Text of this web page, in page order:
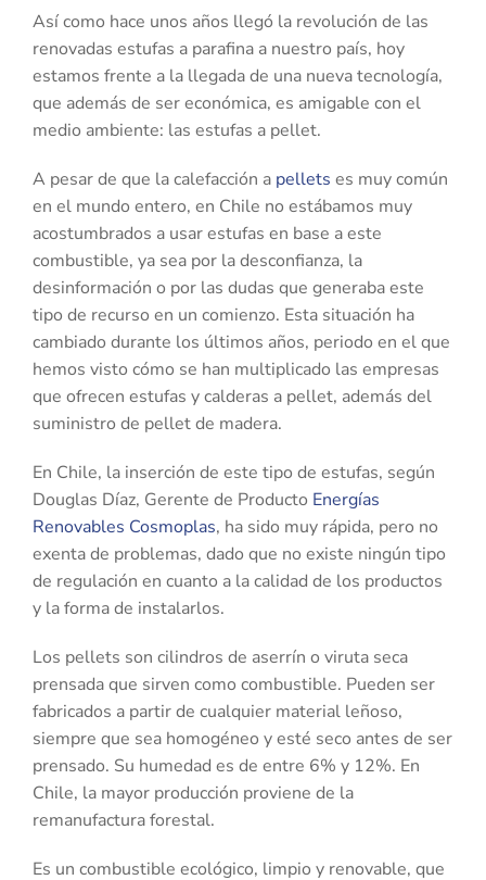
Así como hace unos años llegó la revolución de las
renovadas estufas a parafina a nuestro país, hoy
estamos frente a la llegada de una nueva tecnología,
que además de ser económica, es amigable con el
medio ambiente: las estufas a pellet.
A pesar de que la calefacción a pellets es muy común
en el mundo entero, en Chile no estábamos muy
acostumbrados a usar estufas en base a este
combustible, ya sea por la desconfianza, la
desinformación o por las dudas que generaba este
tipo de recurso en un comienzo. Esta situación ha
cambiado durante los últimos años, periodo en el que
hemos visto cómo se han multiplicado las empresas
que ofrecen estufas y calderas a pellet, además del
suministro de pellet de madera.
En Chile, la inserción de este tipo de estufas, según
Douglas Díaz, Gerente de Producto Energías
Renovables Cosmoplas, ha sido muy rápida, pero no
exenta de problemas, dado que no existe ningún tipo
de regulación en cuanto a la calidad de los productos
y la forma de instalarlos.
Los pellets son cilindros de aserrín o viruta seca
prensada que sirven como combustible. Pueden ser
fabricados a partir de cualquier material leñoso,
siempre que sea homogéneo y esté seco antes de ser
prensado. Su humedad es de entre 6% y 12%. En
Chile, la mayor producción proviene de la
remanufactura forestal.
Es un combustible ecológico, limpio y renovable, que